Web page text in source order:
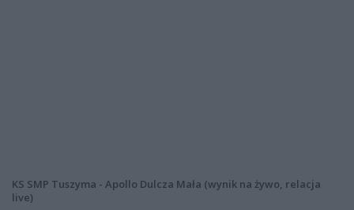
KS SMP Tuszyma - Apollo Dulcza Mała (wynik na żywo, relacja
live)